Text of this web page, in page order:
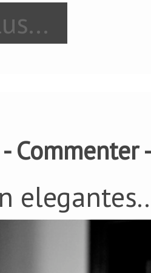
- Commenter